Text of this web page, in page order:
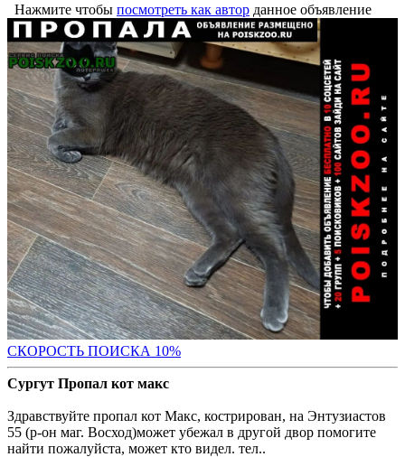
Нажмите чтобы посмотреть как автор данное объявление
СКОРОСТЬ ПОИСКА 10%
Сургут Пропал кот макс
Здравствуйте пропал кот Макс, кострирован, на Энтузиастов
55 (р-он маг. Восход)может убежал в другой двор помогите
найти пожалуйста, может кто видел. тел..